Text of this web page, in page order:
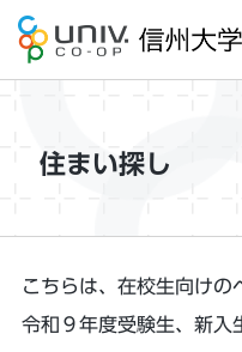
住まい探し
こちらは、在校生向け
令和９年度受験生、新入